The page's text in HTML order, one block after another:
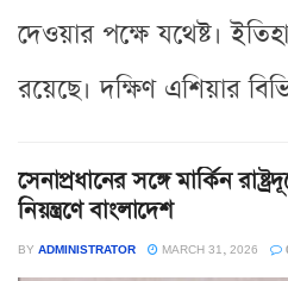
দেওয়ার পক্ষে যথেষ্ট।
রয়েছে। দক্ষিণ এশিয়ার
সেনাপ্রধানের সঙ্গে মার্কিন
নিয়ন্ত্রণে বাংলাদেশ
BY ADMINISTRATOR MARCH 31, 2026